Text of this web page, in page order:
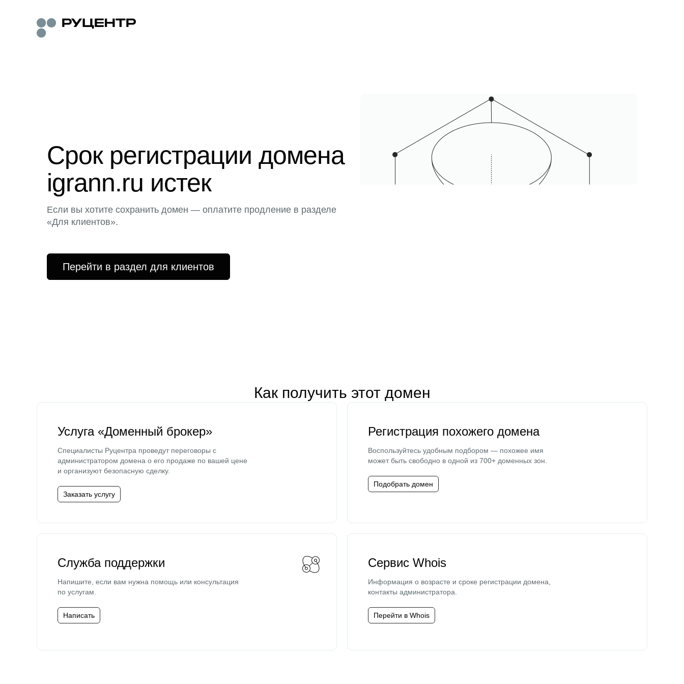
Срок регистрации домена
igrann.ru истек
Если вы хотите сохранить домен — оплатите продление в разделе
«Для клиентов».
Перейти в раздел для клиентов
Как получить этот домен
Услуга «Доменный брокер»
Специалисты Руцентра проведут переговоры с
администратором домена о его продаже по вашей цене
и организуют безопасную сделку.
Заказать услугу
Регистрация похожего домена
Воспользуйтесь удобным подбором — похожее имя
может быть свободно в одной из 700+ доменных зон.
Подобрать домен
Служба поддержки
Напишите, если вам нужна помощь или консультация
по услугам.
Написать
Сервис Whois
Информация о возрасте и сроке регистрации домена,
контакты администратора.
Перейти в Whois